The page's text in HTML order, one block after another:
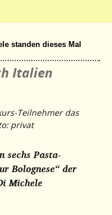
standen dieses Mal
Italien
Teilnehmer das
privat
sechs Pasta-
Bolognese“ der
Michele